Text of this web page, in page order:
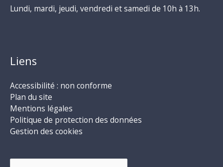
Lundi, mardi, jeudi, vendredi et samedi de 10h à 13h.
Liens
Accessibilité : non conforme
Plan du site
Mentions légales
Politique de protection des données
Gestion des cookies